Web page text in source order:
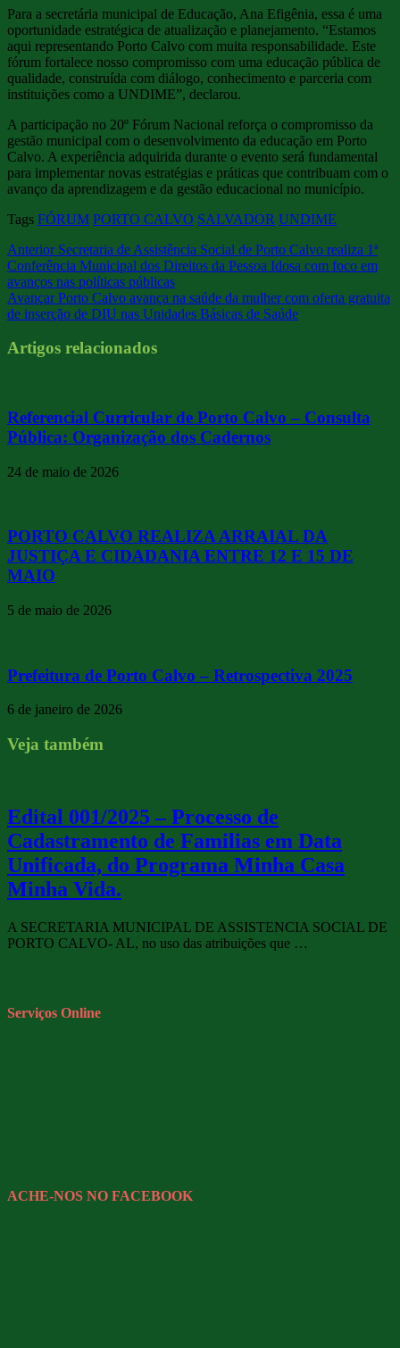
Para a secretária municipal de Educação, Ana Efigênia, essa é uma
oportunidade estratégica de atualização e planejamento. “Estamos
aqui representando Porto Calvo com muita responsabilidade. Este
fórum fortalece nosso compromisso com uma educação pública de
qualidade, construída com diálogo, conhecimento e parceria com
instituições como a UNDIME”, declarou.
A participação no 20º Fórum Nacional reforça o compromisso da
gestão municipal com o desenvolvimento da educação em Porto
Calvo. A experiência adquirida durante o evento será fundamental
para implementar novas estratégias e práticas que contribuam com o
avanço da aprendizagem e da gestão educacional no município.
Tags FÓRUM PORTO CALVO SALVADOR UNDIME
AnteriorSecretaria de Assistência Social de Porto Calvo realiza 1ª
Conferência Municipal dos Direitos da Pessoa Idosa com foco em
avanços nas políticas públicas
AvançarPorto Calvo avança na saúde da mulher com oferta gratuita
de inserção de DIU nas Unidades Básicas de Saúde
Artigos relacionados
Referencial Curricular de Porto Calvo – Consulta
Pública: Organização dos Cadernos
24 de maio de 2026
PORTO CALVO REALIZA ARRAIAL DA
JUSTIÇA E CIDADANIA ENTRE 12 E 15 DE
MAIO
5 de maio de 2026
Prefeitura de Porto Calvo – Retrospectiva 2025
6 de janeiro de 2026
Veja também
Edital 001/2025 – Processo de
Cadastramento de Familias em Data
Unificada, do Programa Minha Casa
Minha Vida.
A SECRETARIA MUNICIPAL DE ASSISTENCIA SOCIAL DE
PORTO CALVO- AL, no uso das atribuições que …
Serviços Online
ACHE-NOS NO FACEBOOK